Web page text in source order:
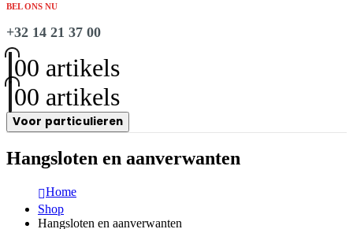
BEL ONS NU
+32 14 21 37 00
00 artikels
00 artikels
Voor particulieren
Hangsloten en aanverwanten
Home
Shop
Hangsloten en aanverwanten